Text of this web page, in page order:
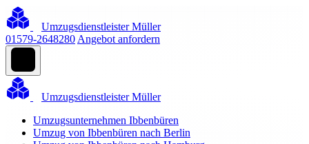
Umzugsdienstleister Müller
01579-2648280 Angebot anfordern
Umzugsdienstleister Müller
Umzugsunternehmen Ibbenbüren
Umzug von Ibbenbüren nach Berlin